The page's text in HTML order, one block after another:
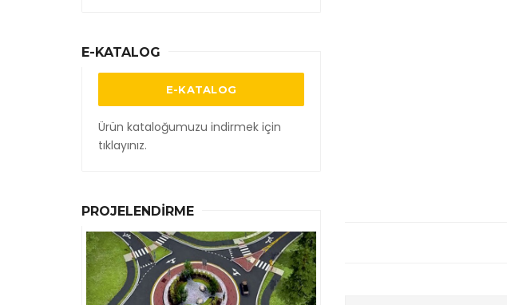
E-KATALOG
E-KATALOG
Ürün kataloğumuzu indirmek için
tıklayınız.
PROJELENDIRME